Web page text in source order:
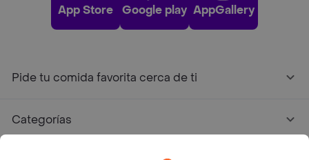
App Store Google play AppGallery
Pide tu comida favorita cerca de ti
Categorías